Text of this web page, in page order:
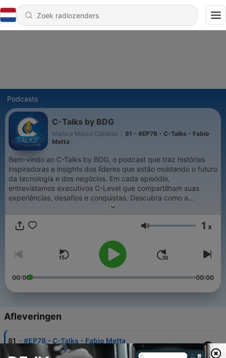
Podcasts
C-Talks by BDG
Maria e Marco Cardoso
81 - #EP78 - C-Talks - Fabio
Metta
Bem-vindo ao C-Talks by BDG, o podcast que traz histórias
inspiradoras e insights dos líderes que estão moldando o futuro
da tecnologia e dos negócios. Em cada episódio,
entrevistamos executivos C-Level que compartilham suas
experiências, desafios e conquistas. Descubra como a
inovação, a transformação digital e a liderança estratégica
por dentro das tendências que estão redefinindo o mundo
Volume 1 x
00:00 00:00
Afleveringen
81 - #EP78 - C-Talks - Fabio Metta
01 jun. 2026